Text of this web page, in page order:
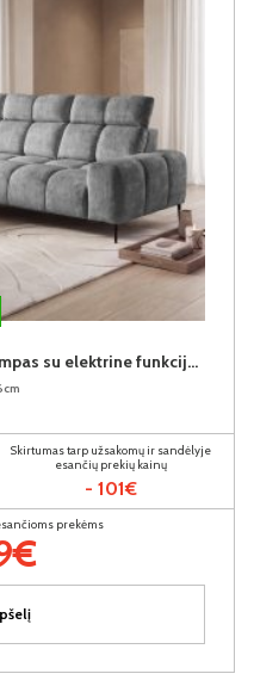
GIOVANNI-S (I gr.) minkštas kampas su elektrine funkcija (Aphrodite-21) K
Skirtumas tarp užsakomų ir sandėlyje
esančių prekių kainų
- 101€
prekėms